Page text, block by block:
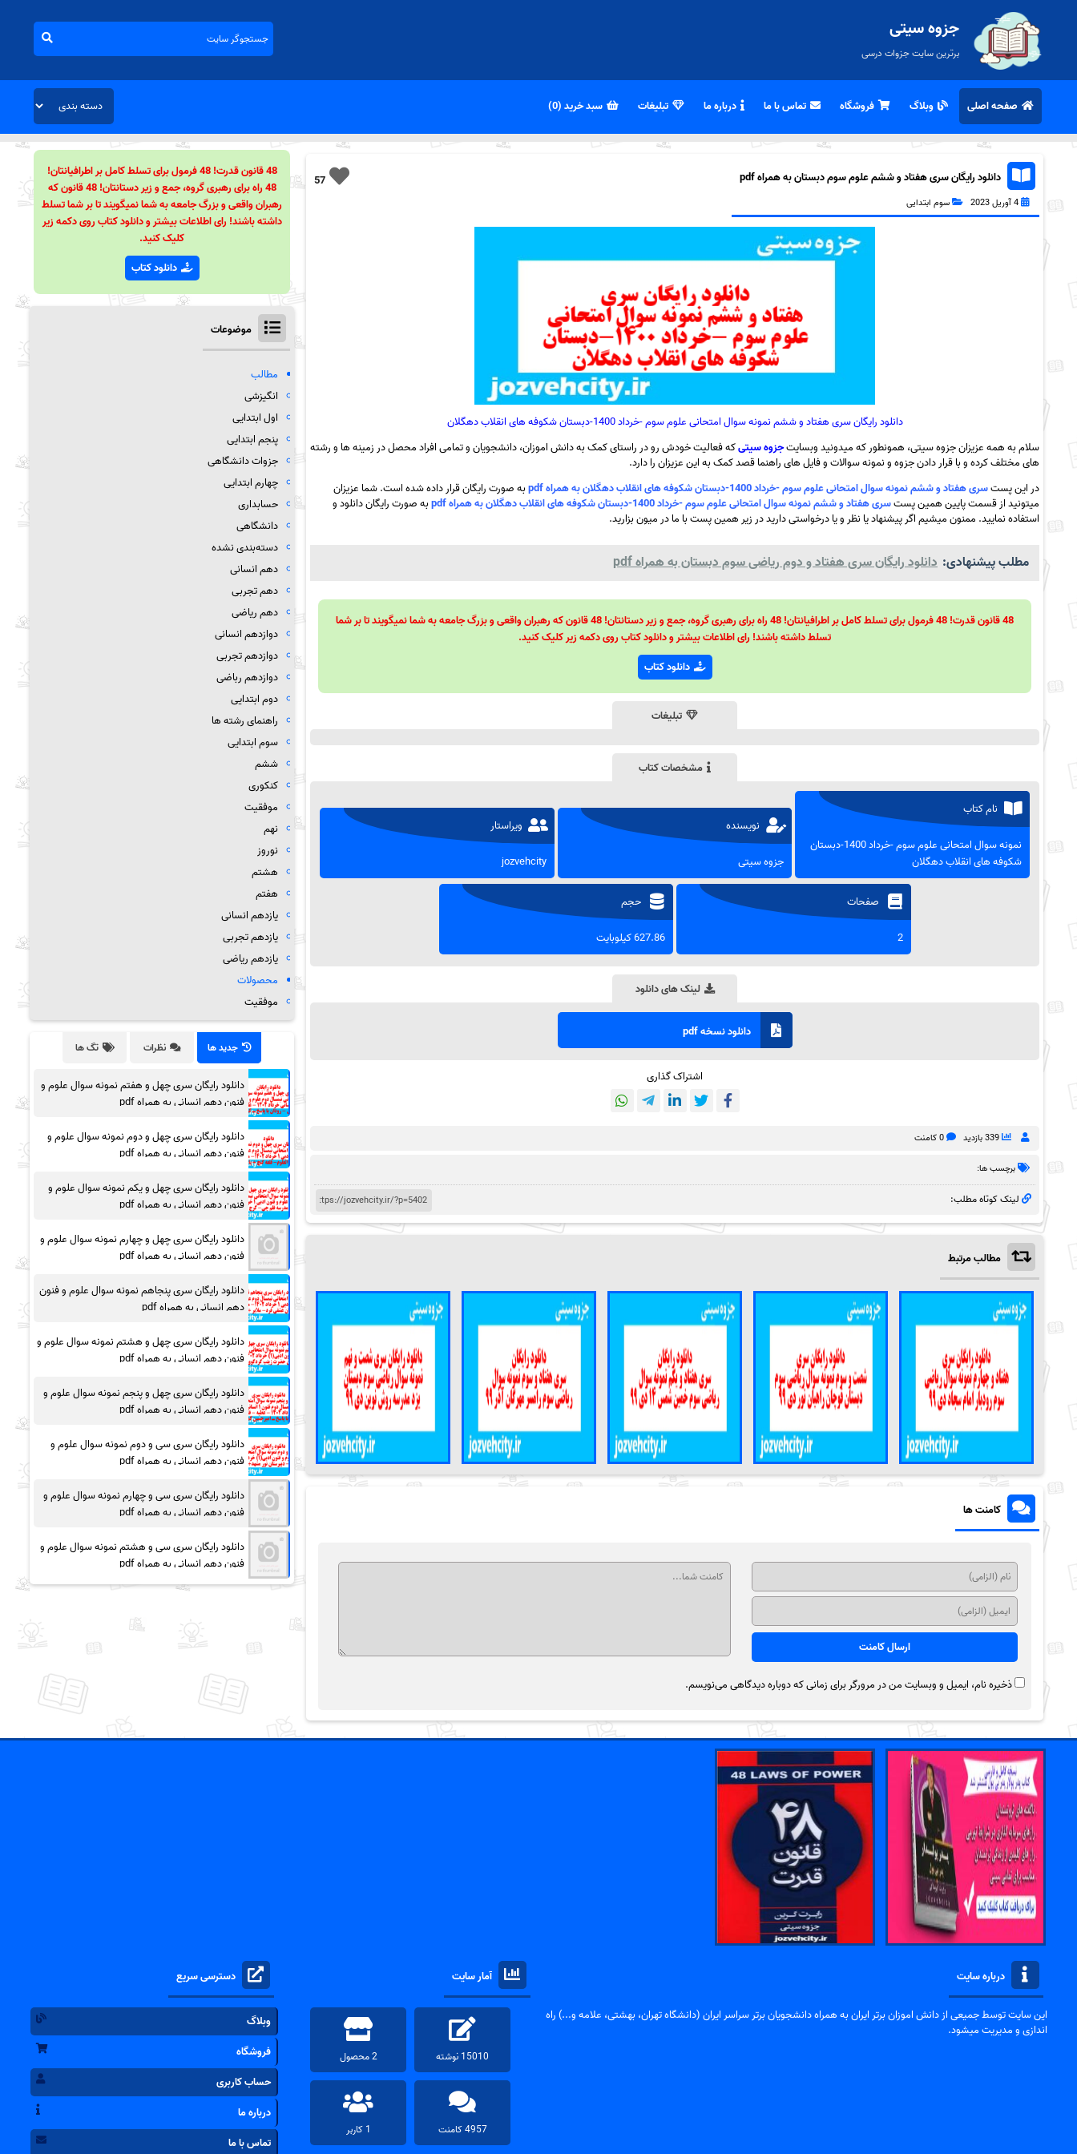
جزوه سیتی
برترین سایت جزوات درسی
صفحه اصلی وبلاگ فروشگاه تماس با ما درباره ما تبلیغات سبد خرید (0)
57 دانلود رایگان سری هفتاد و ششم علوم سوم دبستان به همراه pdf
4 آوریل 2023 سوم ابتدایی
دانلود رایگان سری هفتاد و ششم نمونه سوال امتحانی علوم سوم -خرداد 1400-دبستان شکوفه های انقلاب دهگلان
سلام به همه عزیزان جزوه سیتی، همونطور که میدونید وبسایتجزوه سیتیکه فعالیت خودش رو در راستای کمک به دانش اموزان، دانشجویان و تمامی افراد محصل در زمینه ها و رشته
های مختلف کرده و با قرار دادن جزوه و نمونه سوالات و فایل های راهنما قصد کمک به این عزیزان را دارد.
در این پستسری هفتاد و ششم نمونه سوال امتحانی علوم سوم -خرداد 1400-دبستان شکوفه های انقلاب دهگلان به همراه pdf
به صورت رایگان قرار داده شده است. شما عزیزان
میتونید از قسمت پایین همین پستسری هفتاد و ششم نمونه سوال امتحانی علوم سوم -خرداد 1400-دبستان شکوفه های انقلاب دهگلان به همراه pdf
به صورت رایگان دانلود و
استفاده نمایید. ممنون میشیم اگر پیشنهاد یا نظر و یا درخواستی دارید در زیر همین پست با ما در میون بزارید.
مطلب پیشنهادی: دانلود رایگان سری هفتاد و دوم ریاضی سوم دبستان به همراه pdf
48 قانون قدرت! 48 فرمول برای تسلط کامل بر اطرافیانتان! 48 راه برای رهبری گروه، جمع و زیر دستانتان! 48 قانون که رهبران واقعی و بزرگ جامعه به شما نمیگویند تا بر شما
تسلط داشته باشند! رای اطلاعات بیشتر و دانلود کتاب روی دکمه زیر کلیک کنید.
دانلود کتاب
تبلیغات
مشخصات کتاب
نام کتاب
نمونه سوال امتحانی علوم سوم -خرداد 1400-دبستان
شکوفه های انقلاب دهگلان
نویسنده
جزوه سیتی
ویراستار
jozvehcity
صفحات
2
حجم
627.86 کیلوبایت
لینک های دانلود
دانلود نسخه pdf
اشتراک گذاری
339 بازدید 0 کامنت
برچسب ها:
لینک کوتاه مطلب:
مطالب مرتبط
کامنت ها
ذخیره نام، ایمیل و وبسایت من در مرورگر برای زمانی که دوباره دیدگاهی می‌نویسم.
48 قانون قدرت! 48 فرمول برای تسلط کامل بر اطرافیانتان!
48 راه برای رهبری گروه، جمع و زیر دستانتان! 48 قانون که
رهبران واقعی و بزرگ جامعه به شما نمیگویند تا بر شما تسلط
داشته باشند! رای اطلاعات بیشتر و دانلود کتاب روی دکمه زیر
کلیک کنید.
دانلود کتاب
موضوعات
مطالب
انگیزشی
اول ابتدایی
پنجم ابتدایی
جزوات دانشگاهی
چهارم ابتدایی
حسابداری
دانشگاهی
دسته‌بندی نشده
دهم انسانی
دهم تجربی
دهم ریاضی
دوازدهم انسانی
دوازدهم تجربی
دوازدهم رباضی
دوم ابتدایی
راهنمای رشته ها
سوم ابتدایی
ششم
کنکوری
موفقیت
نهم
نوروز
هشتم
هفتم
یازدهم انسانی
یازدهم تجربی
یازدهم ریاضی
محصولات
موفقیت
جدید ها نظرات تگ ها
دانلود رایگان سری چهل و هفتم نمونه سوال علوم و
فنون دهم انسانی به همراه pdf
دانلود رایگان سری چهل و دوم نمونه سوال علوم و
فنون دهم انسانی به همراه pdf
دانلود رایگان سری چهل و یکم نمونه سوال علوم و
فنون دهم انسانی به همراه pdf
دانلود رایگان سری چهل و چهارم نمونه سوال علوم و
فنون دهم انسانی به همراه pdf
دانلود رایگان سری پنجاهم نمونه سوال علوم و فنون
دهم انسانی به همراه pdf
دانلود رایگان سری چهل و هشتم نمونه سوال علوم و
فنون دهم انسانی به همراه pdf
دانلود رایگان سری چهل و پنجم نمونه سوال علوم و
فنون دهم انسانی به همراه pdf
دانلود رایگان سری سی و دوم نمونه سوال علوم و
فنون دهم انسانی به همراه pdf
دانلود رایگان سری سی و چهارم نمونه سوال علوم و
فنون دهم انسانی به همراه pdf
دانلود رایگان سری سی و هشتم نمونه سوال علوم و
فنون دهم انسانی به همراه pdf
درباره سایت
این سایت توسط جمیعی از دانش اموزان برتر ایران به همراه دانشجویان برتر سراسر ایران (دانشگاه تهران، بهشتی، علامه و...) راه
اندازی و مدیریت میشود.
آمار سایت
15010 نوشته 2 محصول
4957 کامنت 1 کاربر
دسترسی سریع
وبلاگ
فروشگاه
حساب کاربری
درباره ما
تماس با ما